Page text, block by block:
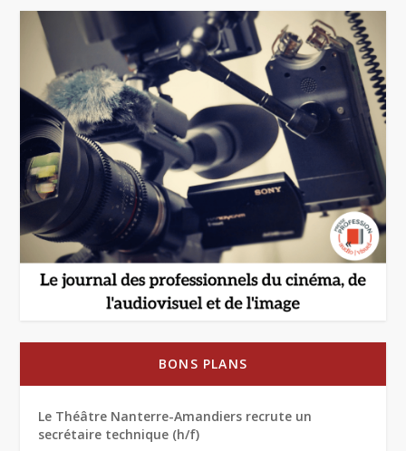
BONS PLANS
Le Théâtre Nanterre-Amandiers recrute un
secrétaire technique (h/f)